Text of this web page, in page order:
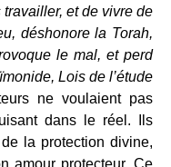
et de vivre de
déshonore la Torah,
le mal, et perd
Lois de l’étude
ne voulaient pas
dans le réel. Ils
la protection divine,